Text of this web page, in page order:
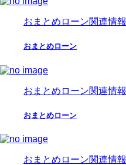
おまとめローン関連情報
おまとめローン
おまとめローン関連情報
おまとめローン
おまとめローン関連情報